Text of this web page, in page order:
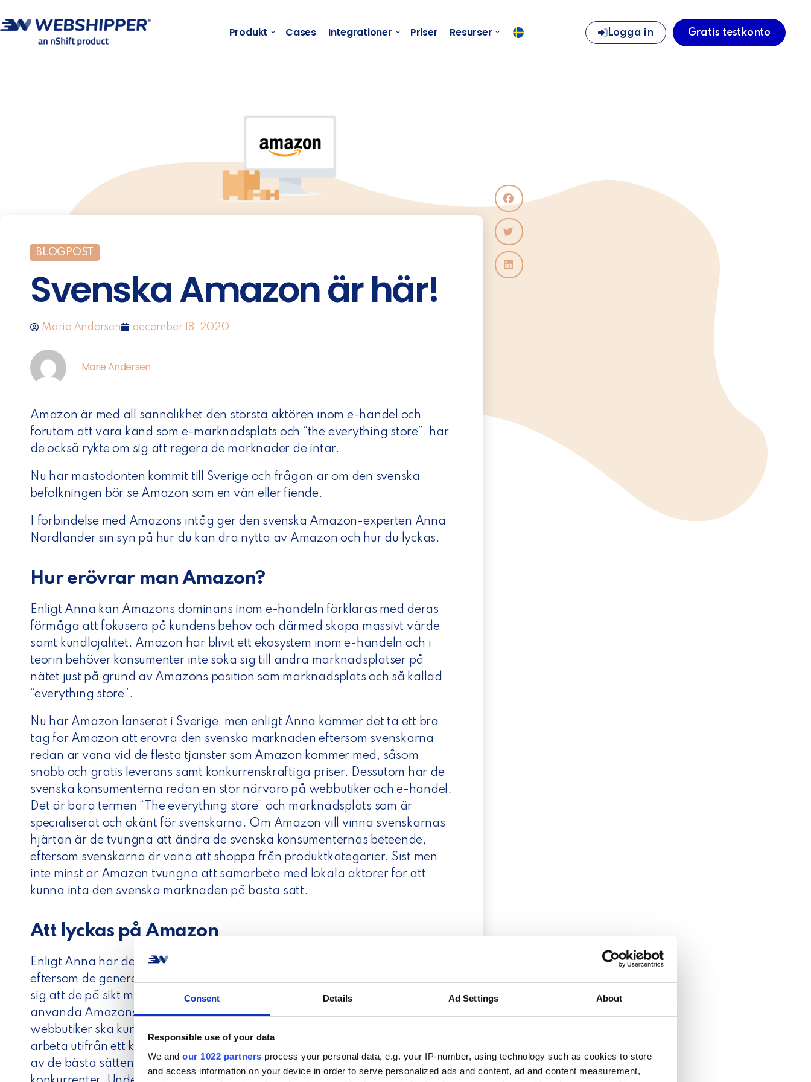
Consent Details Ad Settings About
Responsible use of your data
We and our 1022 partners process your personal data, e.g. your IP-number, using technology such as cookies to store
and access information on your device in order to serve personalized ads and content, ad and content measurement,
Produkt Cases Integrationer Priser Resurser Logga in Gratis testkonto
BLOGPOST
Svenska Amazon är här!
Marie Andersen december 18, 2020
Marie Andersen
Amazon är med all sannolikhet den största aktören inom e-handel och
förutom att vara känd som e-marknadsplats och “the everything store”, har
de också rykte om sig att regera de marknader de intar.
Nu har mastodonten kommit till Sverige och frågan är om den svenska
befolkningen bör se Amazon som en vän eller fiende.
I förbindelse med Amazons intåg ger den svenska Amazon-experten Anna
Nordlander sin syn på hur du kan dra nytta av Amazon och hur du lyckas.
Hur erövrar man Amazon?
Enligt Anna kan Amazons dominans inom e-handeln förklaras med deras
förmåga att fokusera på kundens behov och därmed skapa massivt värde
samt kundlojalitet. Amazon har blivit ett ekosystem inom e-handeln och i
teorin behöver konsumenter inte söka sig till andra marknadsplatser på
nätet just på grund av Amazons position som marknadsplats och så kallad
“everything store”.
Nu har Amazon lanserat i Sverige, men enligt Anna kommer det ta ett bra
tag för Amazon att erövra den svenska marknaden eftersom svenskarna
redan är vana vid de flesta tjänster som Amazon kommer med, såsom
snabb och gratis leverans samt konkurrenskraftiga priser. Dessutom har de
svenska konsumenterna redan en stor närvaro på webbutiker och e-handel.
Det är bara termen “The everything store” och marknadsplats som är
specialiserat och okänt för svenskarna. Om Amazon vill vinna svenskarnas
hjärtan är de tvungna att ändra de svenska konsumenternas beteende,
eftersom svenskarna är vana att shoppa från produktkategorier. Sist men
inte minst är Amazon tvungna att samarbeta med lokala aktörer för att
kunna inta den svenska marknaden på bästa sätt.
Att lyckas på Amazon
Enligt Anna har den svenska befolkningen en skeptisk syn på Amazon,
eftersom de generellt betraktar dem som ett hot. Butiksägare får förvänta
sig att de på sikt måste kämpa för sin överlevnad, medan e-handlare bör
använda Amazons intåg som ett enkelt sätt att få trafik. Men om
webbutiker ska kunna dra nytta av Amazon och uppnå trafik, måste de
arbeta utifrån ett konsumentperspektiv som kärnfaktor. Enligt Anna är ett
av de bästa sätten att lyckas på Amazon, att hålla koll på sina